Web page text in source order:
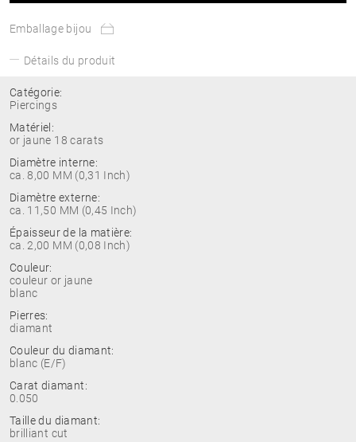
Emballage bijou
Détails du produit
Catégorie:
Piercings
Matériel:
or jaune 18 carats
Diamètre interne:
ca. 8,00 MM (0,31 Inch)
Diamètre externe:
ca. 11,50 MM (0,45 Inch)
Épaisseur de la matière:
ca. 2,00 MM (0,08 Inch)
Couleur:
couleur or jaune
blanc
Pierres:
diamant
Couleur du diamant:
blanc (E/F)
Carat diamant:
0.050
Taille du diamant:
brilliant cut